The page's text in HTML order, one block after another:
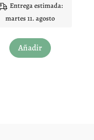
de 5
Entrega estimada:
martes 11. agosto
Añadir